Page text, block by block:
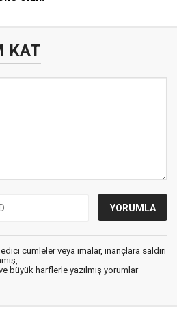
KAT
cümleler veya imalar, inançlara saldırı
büyük harflerle yazılmış yorumlar